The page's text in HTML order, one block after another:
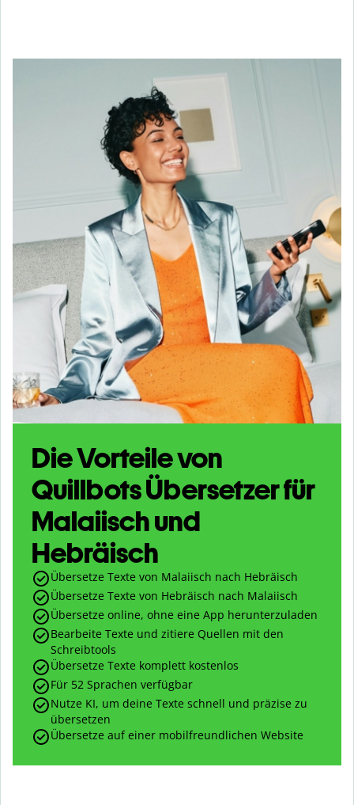
Die Vorteile von
Quillbots Übersetzer für
Malaiisch und
Hebräisch
Übersetze Texte von Malaiisch nach Hebräisch
Übersetze Texte von Hebräisch nach Malaiisch
Übersetze online, ohne eine App herunterzuladen
Bearbeite Texte und zitiere Quellen mit den
Schreibtools
Übersetze Texte komplett kostenlos
Für 52 Sprachen verfügbar
Nutze KI, um deine Texte schnell und präzise zu
übersetzen
Übersetze auf einer mobilfreundlichen Website